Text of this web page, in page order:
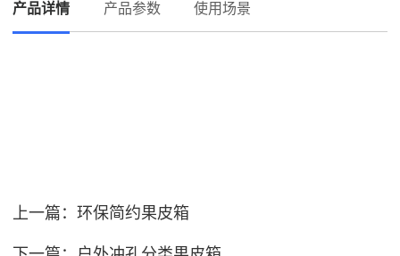
产品详情 产品参数 使用场景
上一篇： 环保简约果皮箱